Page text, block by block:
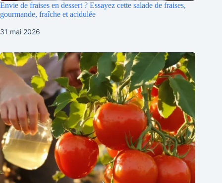
Envie de fraises en dessert ? Essayez cette salade de fraises,
gourmande, fraîche et acidulée
31 mai 2026